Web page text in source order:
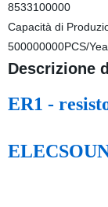
8533100000
Capacità di
500000000PCS/
Descrizione
ER1 -